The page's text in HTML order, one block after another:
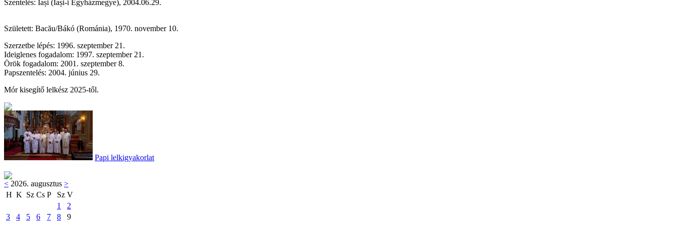
Szentelés: Iași (Iași-i Egyházmegye), 2004.06.29.
Született: Bacău/Bákó (Románia), 1970. november 10.
Szerzetbe lépés: 1996. szeptember 21.
Ideiglenes fogadalom: 1997. szeptember 21.
Örök fogadalom: 2001. szeptember 8.
Papszentelés: 2004. június 29.
Mór kisegítő lelkész 2025-től.
Papi lelkigyakorlat
< 2026. augusztus >
H K Sz Cs P Sz V
1
2
3
4 5 6 7 8
9